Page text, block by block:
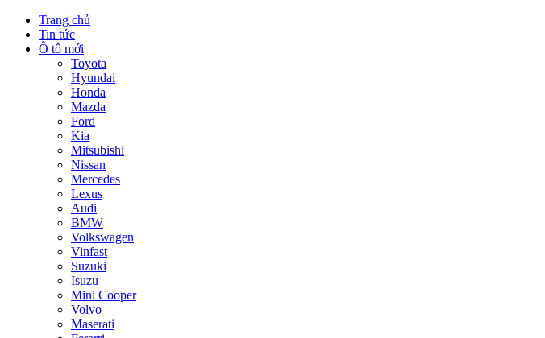
Trang chủ
Tin tức
Ô tô mới
Toyota
Hyundai
Honda
Mazda
Ford
Kia
Mitsubishi
Nissan
Mercedes
Lexus
Audi
BMW
Volkswagen
Vinfast
Suzuki
Isuzu
Mini Cooper
Volvo
Maserati